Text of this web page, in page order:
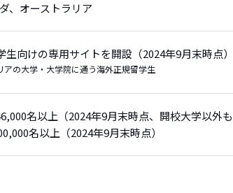
、オーストラリア
向けの専用サイトを開設（2024年9月末時点）
の大学・大学院に通う海外正規留学生
名以上（2024年9月末時点、開校大学以外も
上（2024年9月末時点）